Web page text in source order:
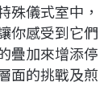
殊儀式室中，
你感受到它們
疊加來增添停
面的挑戰及煎